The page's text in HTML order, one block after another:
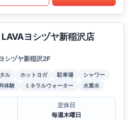
ヨシヅヤ新稲沢店
シヅヤ新稲沢2F
ル ホットヨガ 駐車場
シャワー
体験 ミネラルウォーター 水素水
定休日
毎週木曜日